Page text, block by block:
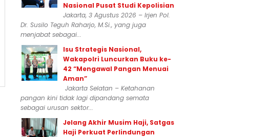
Nasional Pusat Studi Kepolisian
Jakarta, 3 Agustus 2026 – Irjen Pol.
Dr. Susilo Teguh Raharjo, M.Si., yang juga
menjabat sebagai...
Isu Strategis Nasional,
Wakapolri Luncurkan Buku ke-
42 “Mengawal Pangan Menuai
Aman”
Jakarta Selatan – Ketahanan
pangan kini tidak lagi dipandang semata
sebagai urusan sektor...
Jelang Akhir Musim Haji, Satgas
Haji Perkuat Perlindungan